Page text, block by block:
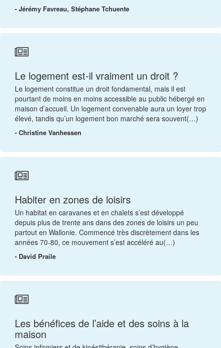
- Jérémy Favreau, Stéphane Tchuente
Le logement est-il vraiment un droit ?
Le logement constitue un droit fondamental, mais il est
pourtant de moins en moins accessible au public hébergé en
maison d’accueil. Un logement convenable aura un loyer trop
élevé, tandis qu’un logement bon marché sera souvent(…)
- Christine Vanhessen
Habiter en zones de loisirs
Un habitat en caravanes et en chalets s’est développé
depuis plus de trente ans dans des zones de loisirs un peu
partout en Wallonie. Commencé très discrètement dans les
années 70-80, ce mouvement s’est accéléré au(…)
- David Praile
Les bénéfices de l’aide et des soins à la
maison